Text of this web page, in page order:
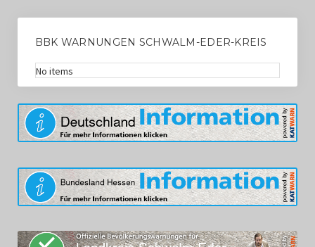
BBK WARNUNGEN SCHWALM-EDER-KREIS
No items